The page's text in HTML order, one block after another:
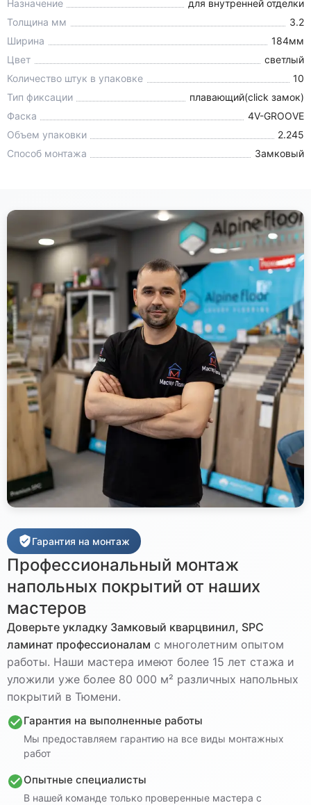
Назначение
для внутренней отделки
Толщина мм
3.2
Ширина
184мм
Цвет
светлый
Количество штук в упаковке
10
Тип фиксации
плавающий(click замок)
Фаска
4V-GROOVE
Объем упаковки
2.245
Способ монтажа
Замковый
Гарантия на монтаж
Профессиональный монтаж
напольных покрытий от наших
мастеров
Доверьте укладку Замковый кварцвинил, SPC
ламинат профессионалам с многолетним опытом
работы. Наши мастера имеют более 15 лет стажа и
уложили уже более 80 000 м² различных напольных
покрытий в Тюмени.
Гарантия на выполненные работы
Мы предоставляем гарантию на все виды монтажных
работ
Опытные специалисты
В нашей команде только проверенные мастера с